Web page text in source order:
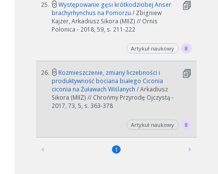
25.
Występowanie gęsi krótkodziobej Anser
brachyrhynchus na Pomorzu / Zbigniew
Kajzer, Arkadiusz Sikora (MIIZ) // Ornis
Polonica - 2018, 59, s. 211-222
Artykuł naukowy 8
26.
Rozmieszczenie, zmiany liczebności i
produktywność bociana białego Ciconia
ciconia na Żuławach Wiślanych / Arkadiusz
Sikora (MIIZ) // Chrońmy Przyrodę Ojczystą -
2017, 73, 5, s. 363-378
Artykuł naukowy 8
1